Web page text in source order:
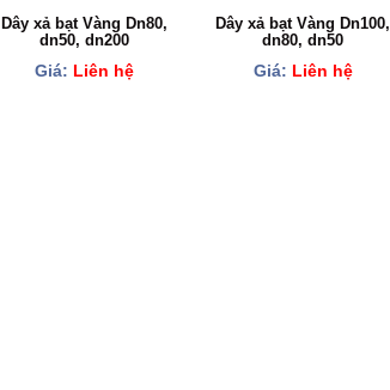
Dây xả bạt Vàng Dn80,
dn50, dn200
Giá: Liên hệ
Dây xả bạt Vàng Dn100,
dn80, dn50
Giá: Liên hệ